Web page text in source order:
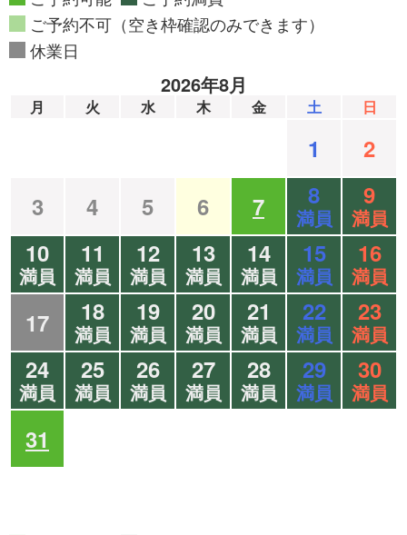
ご予約不可（空き枠確認のみできます）
休業日
2026年8月
月 火 水 木 金 土 日
1
2
3
4 5 6 7 8
満員
9
満員
10
満員
11
満員
12
満員
13
満員
14
満員
15
満員
16
満員
17 18
満員
19
満員
20
満員
21
満員
22
満員
23
満員
24
満員
25
満員
26
満員
27
満員
28
満員
29
満員
30
満員
31